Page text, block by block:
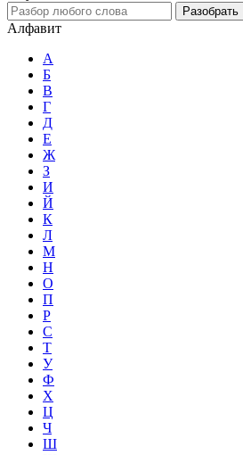
Разобрать
Алфавит
А
Б
В
Г
Д
Е
Ж
З
И
Й
К
Л
М
Н
О
П
Р
С
Т
У
Ф
Х
Ц
Ч
Ш